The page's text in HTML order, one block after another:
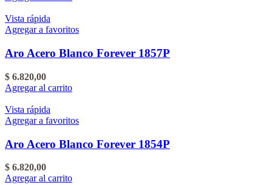
Vista rápida
Agregar a favoritos
Aro Acero Blanco Forever 1857P
$ 6.820,00
Agregar al carrito
Vista rápida
Agregar a favoritos
Aro Acero Blanco Forever 1854P
$ 6.820,00
Agregar al carrito